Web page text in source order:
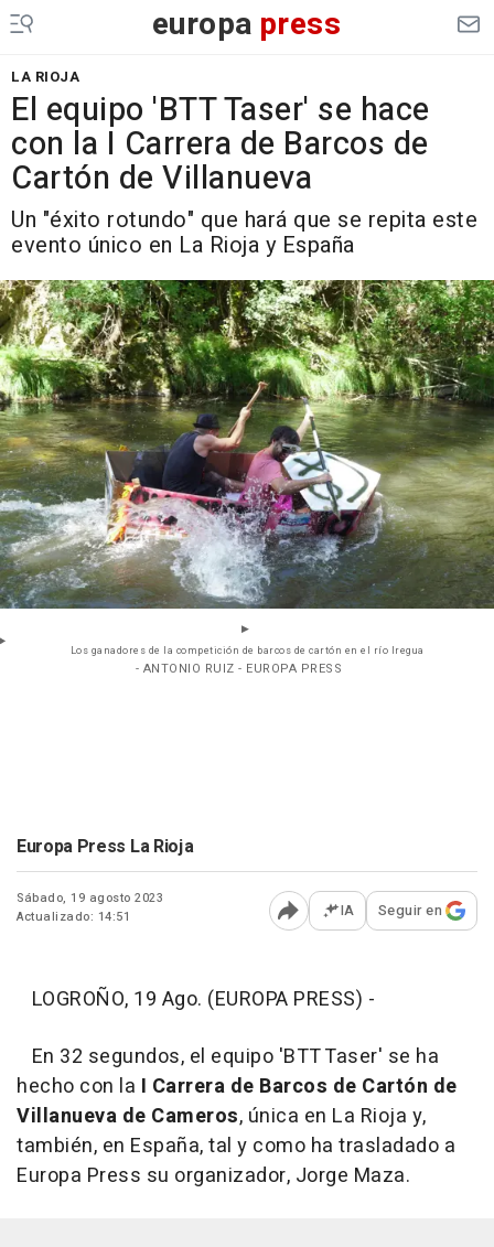
europa press
LA RIOJA
El equipo 'BTT Taser' se hace
con la I Carrera de Barcos de
Cartón de Villanueva
Un "éxito rotundo" que hará que se repita este
evento único en La Rioja y España
Los ganadores de la competición de barcos de cartón en el río Iregua
- ANTONIO RUIZ - EUROPA PRESS
Europa Press La Rioja
Sábado, 19 agosto 2023
Actualizado: 14:51
Abrir opciones para
IA Seguir en
LOGROÑO, 19 Ago. (EUROPA PRESS) -
En 32 segundos, el equipo 'BTT Taser' se ha
hecho con la I Carrera de Barcos de Cartón de
Villanueva de Cameros, única en La Rioja y,
también, en España, tal y como ha trasladado a
Europa Press su organizador, Jorge Maza.